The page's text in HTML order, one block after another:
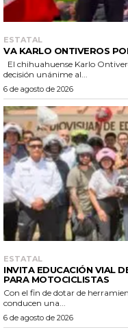
ESTATAL
VA KARLO ONTIVEROS
decisión unánime al...
6 de agosto de 2026
ESTATAL
INVITA EDUCACIÓN VIAL
PARA MOTOCICLISTAS
Con el fin de dotar de
conducen una...
6 de agosto de 2026